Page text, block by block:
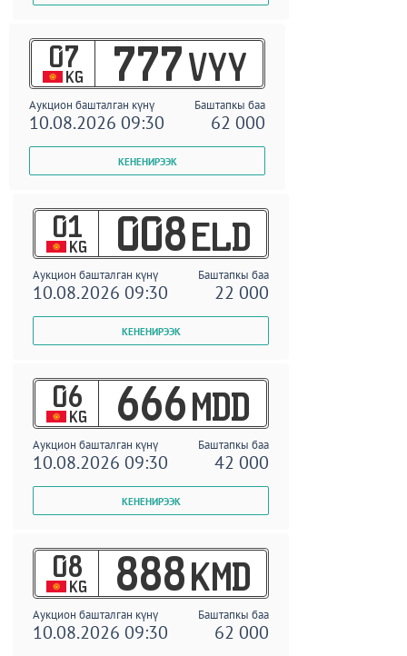
07
KG 777 VYY
Аукцион башталган күнү Баштапкы баа
10.08.2026 09:30 62 000
01
KG 008 ELD
Аукцион башталган күнү Баштапкы баа
10.08.2026 09:30 22 000
06
KG 666 MDD
Аукцион башталган күнү Баштапкы баа
10.08.2026 09:30 42 000
08
KG 888 KMD
Аукцион башталган күнү Баштапкы баа
10.08.2026 09:30 62 000